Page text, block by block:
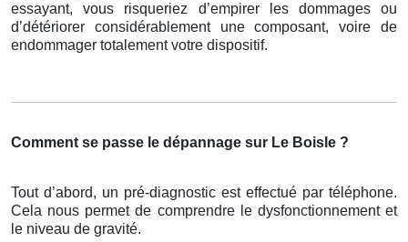
essayant, vous risqueriez d’empirer les dommages ou
d’détériorer considérablement une composant, voire de
endommager totalement votre dispositif.
Comment se passe le dépannage sur Le Boisle ?
Tout d’abord, un pré-diagnostic est effectué par téléphone.
Cela nous permet de comprendre le dysfonctionnement et
le niveau de gravité.